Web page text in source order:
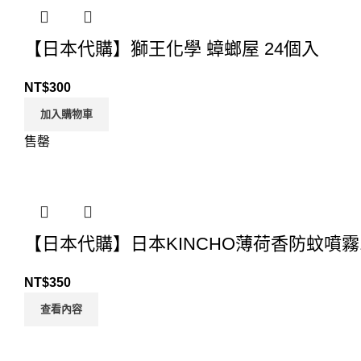
【日本代購】獅王化學 蟑螂屋 24個入
NT$300
加入購物車
售罄
【日本代購】日本KINCHO薄荷香防蚊噴
NT$350
查看內容